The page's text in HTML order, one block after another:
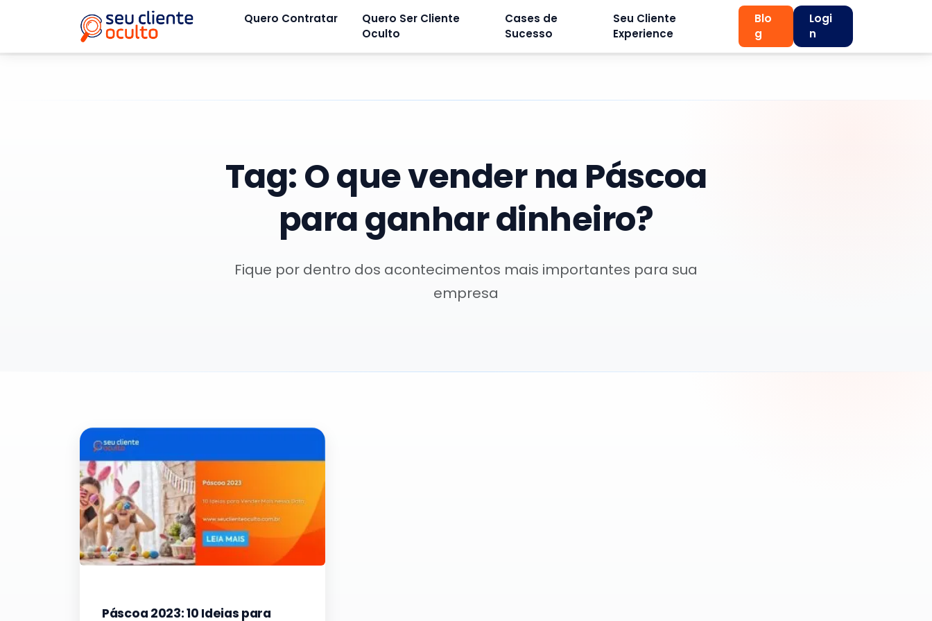
Quero Contratar
Quero Ser Cliente
Oculto
Cases de
Sucesso
Seu Cliente
Experience
Blo
g
Logi
n
Tag:O que vender na Páscoa
para ganhar dinheiro?
Fique por dentro dos acontecimentos mais importantes para sua
empresa
Páscoa 2023: 10 Ideias para